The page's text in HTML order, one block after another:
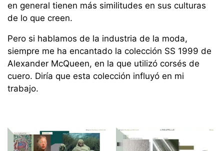
en general tienen más similitudes en sus culturas
de lo que creen.
Pero si hablamos de la industria de la moda,
siempre me ha encantado la colección SS 1999 de
Alexander McQueen, en la que utilizó corsés de
cuero. Diría que esta colección influyó en mi
trabajo.